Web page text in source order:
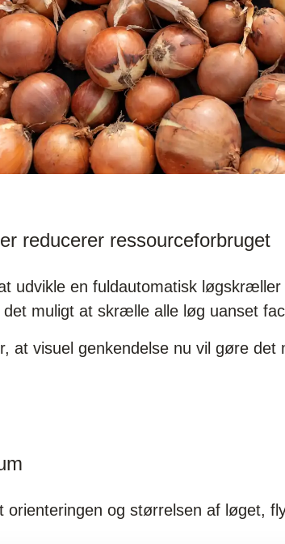
reducerer ressourceforbruget
udvikle en fuldautomatisk
muligt at skrælle alle løg uanset
at visuel genkendelse nu vil gøre det
orienteringen og størrelsen af løget,